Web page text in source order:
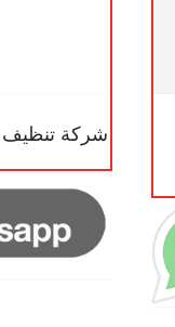
شركة تنظيف في